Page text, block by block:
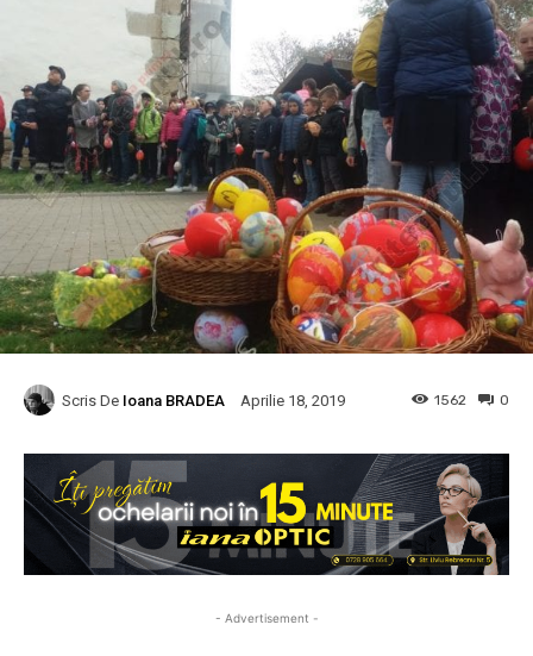
Scris De Ioana BRADEA Aprilie 18, 2019 0
1562
- Advertisement -